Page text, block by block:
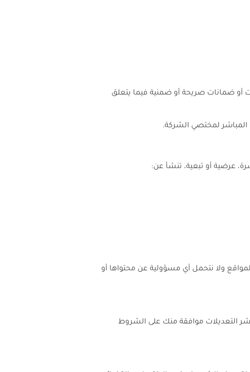
أو ضمانات صريحة أو ضمنية فيما يتعلق
المباشر لمختصي الشركة.
عرضية أو تبعية، تنشأ عن:
ولا نتحمل أي مسؤولية عن محتواها أو
التعديلات موافقة منك على الشروط